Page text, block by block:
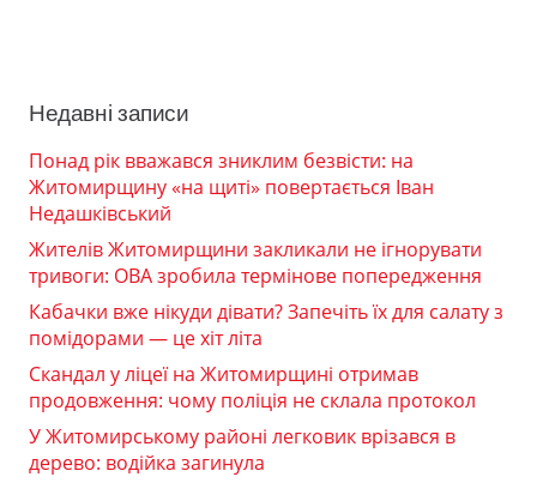
Недавні записи
Понад рік вважався зниклим безвісти: на
Житомирщину «на щиті» повертається Іван
Недашківський
Жителів Житомирщини закликали не ігнорувати
тривоги: ОВА зробила термінове попередження
Кабачки вже нікуди дівати? Запечіть їх для салату з
помідорами — це хіт літа
Скандал у ліцеї на Житомирщині отримав
продовження: чому поліція не склала протокол
У Житомирському районі легковик врізався в
дерево: водійка загинула